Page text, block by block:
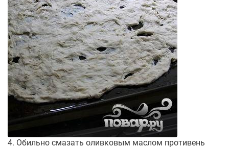
4. Обильно смазать оливковым маслом противень